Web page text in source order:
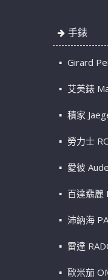
手錶
Girard
艾美錶
積家
勞力士
愛彼
百達翡麗
沛納海
雷達
歐米茄